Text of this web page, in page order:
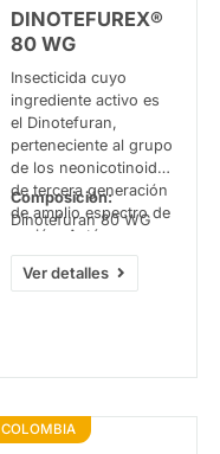
DINOTEFUREX®
80 WG
Insecticida cuyo
ingrediente activo es
el Dinotefuran,
perteneciente al grupo
de los neonicotinoide
de tercera generación
de amplio espectro de
acción. Actúa por
contacto e ingestión.
Controla un amplio
deteniendo la
alimentación del
Composición:
Dinotefuran 80 WG
Ver detalles
COLOMBIA